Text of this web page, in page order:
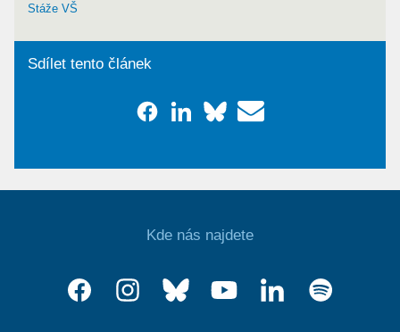
Stáže VŠ
Sdílet tento článek
Kde nás najdete